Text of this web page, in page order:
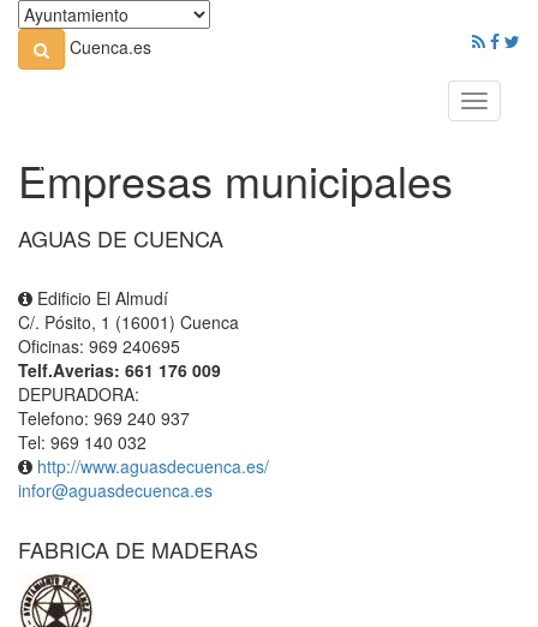
Cuenca.es
Toggle
Empresas municipales
AGUAS DE CUENCA
Edificio El Almudí
C/. Pósito, 1 (16001) Cuenca
Oficinas: 969 240695
Telf.Averias: 661 176 009
DEPURADORA:
Telefono: 969 240 937
Tel: 969 140 032
http://www.aguasdecuenca.es/
infor@aguasdecuenca.es
FABRICA DE MADERAS